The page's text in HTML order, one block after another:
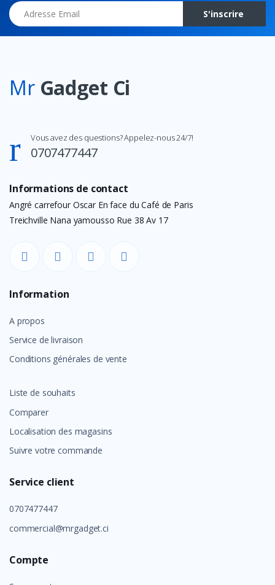
Adresse Email
S'inscrire
Mr Gadget Ci
Vous avez des questions? Appelez-nous 24/7!
0707477447
Informations de contact
Angré carrefour Oscar En face du Café de Paris
Treichville Nana yamousso Rue 38 Av 17
Information
A propos
Service de livraison
Conditions générales de vente
Liste de souhaits
Comparer
Localisation des magasins
Suivre votre commande
Service client
0707477447
commercial@mrgadget.ci
Compte